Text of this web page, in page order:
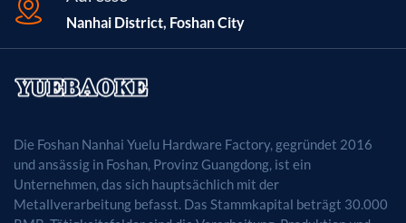
Nanhai District, Foshan City
Die Foshan Nanhai Yuelu Hardware Factory, gegründet 2016
und ansässig in Foshan, Provinz Guangdong, ist ein
Unternehmen, das sich hauptsächlich mit der
Metallverarbeitung befasst. Das Stammkapital beträgt 30.000